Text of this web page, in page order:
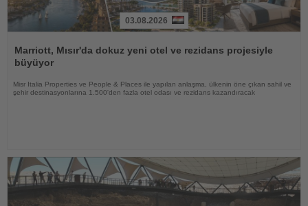
Oku
03.08.2026
Marriott, Mısır'da dokuz yeni otel ve rezidans projesiyle
büyüyor
Misr Italia Properties ve People & Places ile yapılan anlaşma, ülkenin öne çıkan sahil ve
şehir destinasyonlarına 1.500'den fazla otel odası ve rezidans kazandıracak